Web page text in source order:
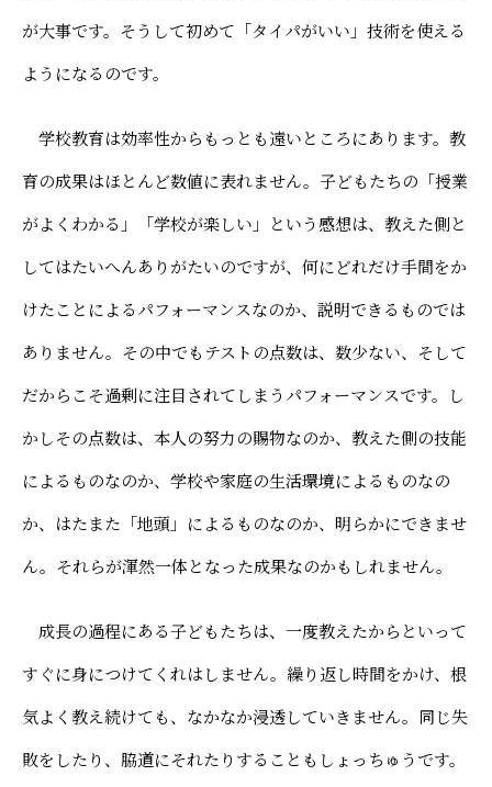
が大事です。そうして初めて「タイパがいい」技術を使える
ようになるのです。
学校教育は効率性からもっとも遠いところにあります。教
育の成果はほとんど数値に表れません。子どもたちの「授業
がよくわかる」「学校が楽しい」という感想は、教えた側と
してはたいへんありがたいのですが、何にどれだけ手間をか
けたことによるパフォーマンスなのか、説明できるものでは
ありません。その中でもテストの点数は、数少ない、そして
だからこそ過剰に注目されてしまうパフォーマンスです。し
かしその点数は、本人の努力の賜物なのか、教えた側の技能
によるものなのか、学校や家庭の生活環境によるものなの
か、はたまた「地頭」によるものなのか、明らかにできませ
ん。それらが渾然一体となった成果なのかもしれません。
成長の過程にある子どもたちは、一度教えたからといって
すぐに身につけてくれはしません。繰り返し時間をかけ、根
気よく教え続けても、なかなか浸透していきません。同じ失
敗をしたり、脇道にそれたりすることもしょっちゅうです。